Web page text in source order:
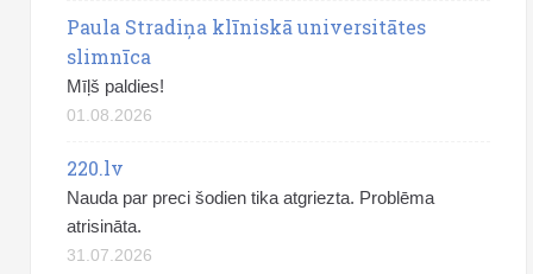
Paula Stradiņa klīniskā universitātes
slimnīca
Mīļš paldies!
01.08.2026
220.lv
Nauda par preci šodien tika atgriezta. Problēma
atrisināta.
31.07.2026